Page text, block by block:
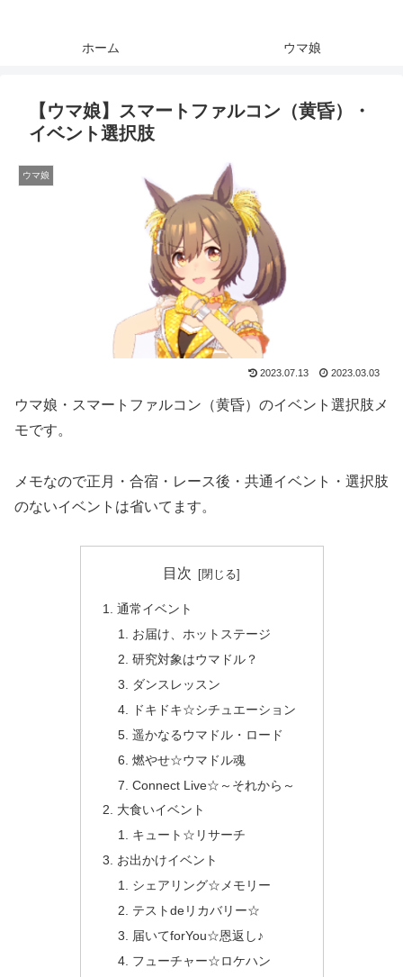
ホーム ウマ娘
【ウマ娘】スマートファルコン（黄昏）・
イベント選択肢
ウマ娘
2023.07.13 2023.03.03
ウマ娘・スマートファルコン（黄昏）のイベント選択肢メ
モです。
メモなので正月・合宿・レース後・共通イベント・選択肢
のないイベントは省いてます。
目次
通常イベント
お届け、ホットステージ
研究対象はウマドル？
ダンスレッスン
ドキドキ☆シチュエーション
遥かなるウマドル・ロード
燃やせ☆ウマドル魂
Connect Live☆～それから～
大食いイベント
キュート☆リサーチ
お出かけイベント
シェアリング☆メモリー
テストdeリカバリー☆
届いてforYou☆恩返し♪
フューチャー☆ロケハン